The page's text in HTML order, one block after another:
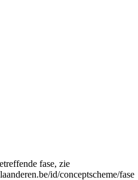
fase, zie
id/conceptscheme/fase